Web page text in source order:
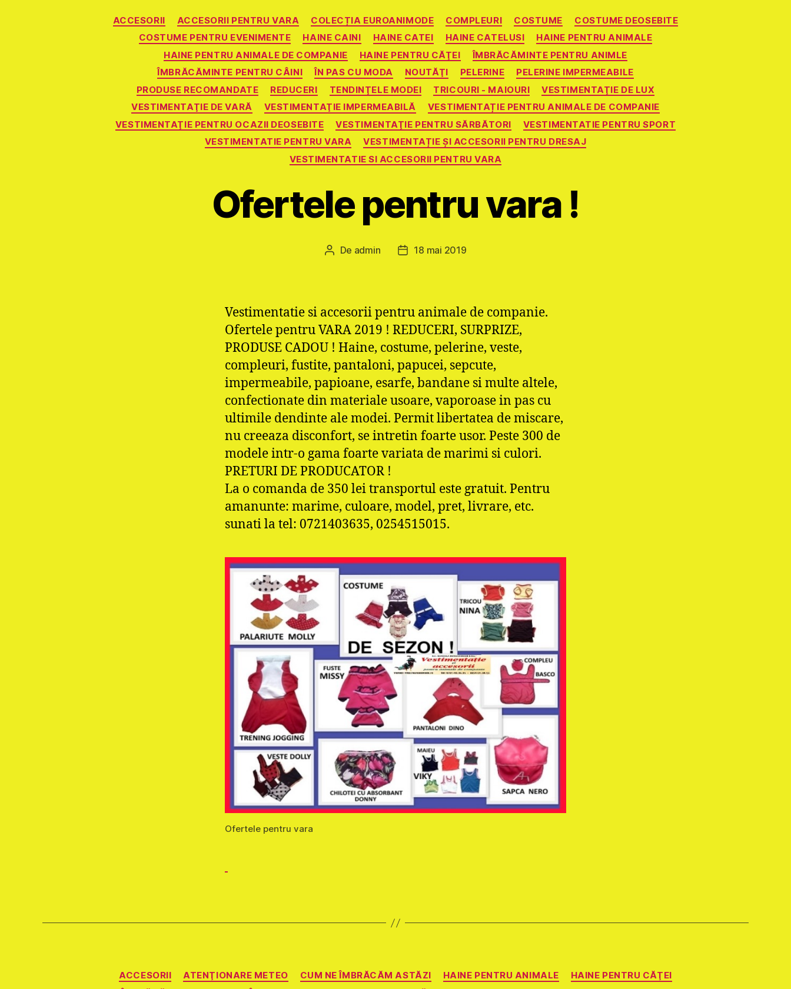
Categorii
ACCESORII ACCESORII PENTRU VARA COLECȚIA EUROANIMODE COMPLEURI COSTUME
COSTUME DEOSEBITE
COSTUME PENTRU EVENIMENTE
HAINE CAINI HAINE CATEI HAINE CATELUSI
HAINE PENTRU ANIMALE
HAINE PENTRU ANIMALE DE COMPANIE
HAINE PENTRU CĂŢEI
ÎMBRĂCĂMINTE PENTRU ANIMLE
ÎMBRĂCĂMINTE PENTRU CÂINI
ÎN PAS CU MODA NOUTĂŢI PELERINE
PELERINE IMPERMEABILE
PRODUSE RECOMANDATE
REDUCERI TENDINŢELE MODEI TRICOURI - MAIOURI
VESTIMENTAŢIE DE LUX
VESTIMENTAŢIE DE VARĂ
VESTIMENTAŢIE IMPERMEABILĂ
VESTIMENTAȚIE PENTRU ANIMALE DE COMPANIE
VESTIMENTAŢIE PENTRU OCAZII DEOSEBITE
VESTIMENTAŢIE PENTRU SĂRBĂTORI
VESTIMENTATIE PENTRU SPORT
VESTIMENTATIE PENTRU VARA
VESTIMENTAȚIE ȘI ACCESORII PENTRU DRESAJ
VESTIMENTATIE SI ACCESORII PENTRU VARA
Ofertele pentru vara !
Autor
De admin
Dată18 mai 2019
Vestimentatie si accesorii pentru animale de companie.
Ofertele pentru VARA 2019 ! REDUCERI, SURPRIZE,
PRODUSE CADOU ! Haine, costume, pelerine, veste,
compleuri, fustite, pantaloni, papucei, sepcute,
impermeabile, papioane, esarfe, bandane si multe altele,
confectionate din materiale usoare, vaporoase in pas cu
ultimile dendinte ale modei. Permit libertatea de miscare,
nu creeaza disconfort, se intretin foarte usor. Peste 300 de
modele intr-o gama foarte variata de marimi si culori.
PRETURI DE PRODUCATOR !
La o comanda de 350 lei transportul este gratuit. Pentru
amanunte: marime, culoare, model, pret, livrare, etc.
sunati la tel: 0721403635, 0254515015.
Ofertele pentru vara
Categorii
ACCESORII ATENŢIONARE METEO CUM NE ÎMBRĂCĂM ASTĂZI HAINE PENTRU ANIMALE
HAINE PENTRU CĂŢEI